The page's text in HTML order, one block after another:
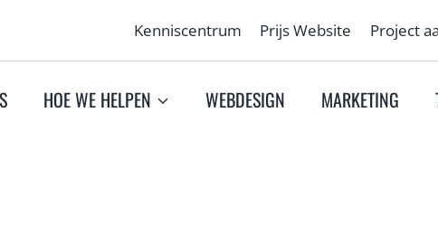
Kenniscentrum Prijs Website Project
HOE WE HELPEN WEBDESIGN MARKETING